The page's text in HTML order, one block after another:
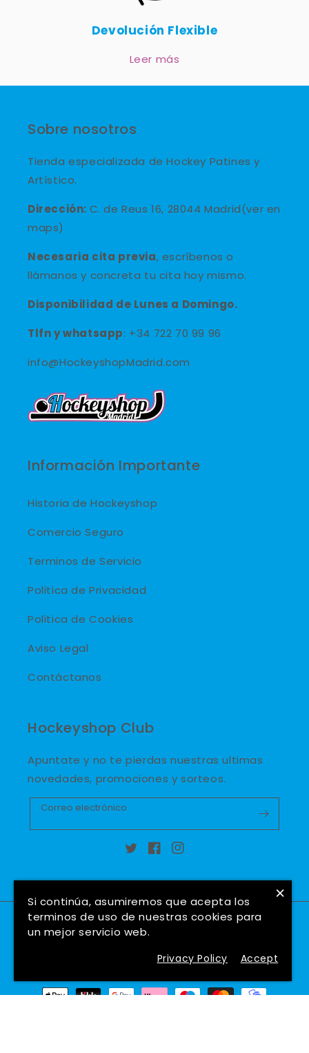
Devolución Flexible
Leer más
Sobre nosotros
Tienda especializada de Hockey Patines y
Artístico.
Dirección: C. de Reus 16, 28044 Madrid(ver en
maps)
Necesaria cita previa, escríbenos o
llámanos y concreta tu cita hoy mismo.
Disponibilidad de Lunes a Domingo.
Tlfn ywhatsapp: +34 722 70 99 96
info@HockeyshopMadrid.com
Información Importante
Historia de Hockeyshop
Comercio Seguro
Terminos de Servicio
Politica de Privacidad
Politica de Cookies
Aviso Legal
Contáctanos
Hockeyshop Club
Apuntate y no te pierdas nuestras ultimas
novedades, promociones y sorteos.
Correo electrónico
TwitterFacebookInstagram
País/región
Español
Formas
×
Si continúa, asumiremos que acepta los
terminos de uso de nuestras cookies para
un mejor servicio web.
Privacy Policy Accept